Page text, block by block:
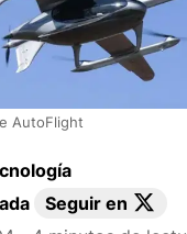
AutoFlight
Seguir en